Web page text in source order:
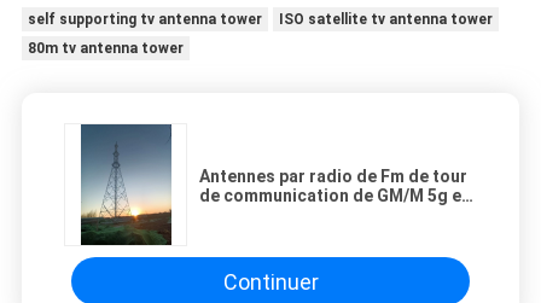
self supporting tv antenna tower
ISO satellite tv antenna tower
80m tv antenna tower
Antennes par radio de Fm de tour
de communication de GM/M 5g et
Continuer